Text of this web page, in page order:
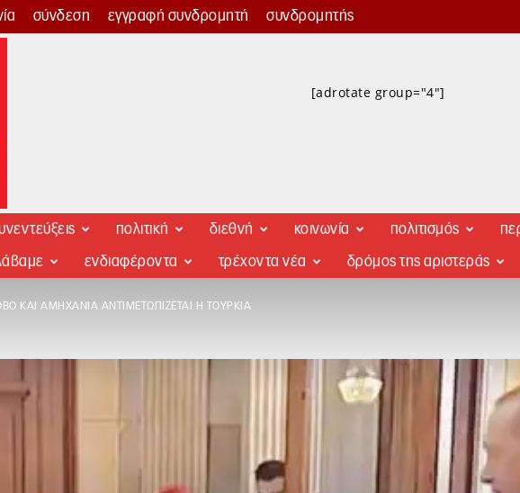
σύνδεση εγγραφή συνδρομητή συνδρομητής
[adrotate group="4"]
πολιτική διεθνή κοινωνία πολιτισμός
ενδιαφέροντα τρέχοντα νέα δρόμος της αριστεράς
ΚΑΙ ΑΜΗΧΑΝΊΑ ΑΝΤΙΜΕΤΩΠΊΖΕΤΑΙ Η ΤΟΥΡΚΊΑ